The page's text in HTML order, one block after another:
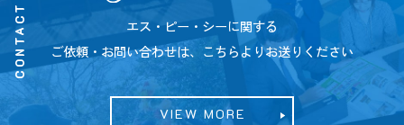
CONTACT
エス・ピー・シーに関する
ご依頼・お問い合わせは、こちらよりお送りください
VIEW MORE